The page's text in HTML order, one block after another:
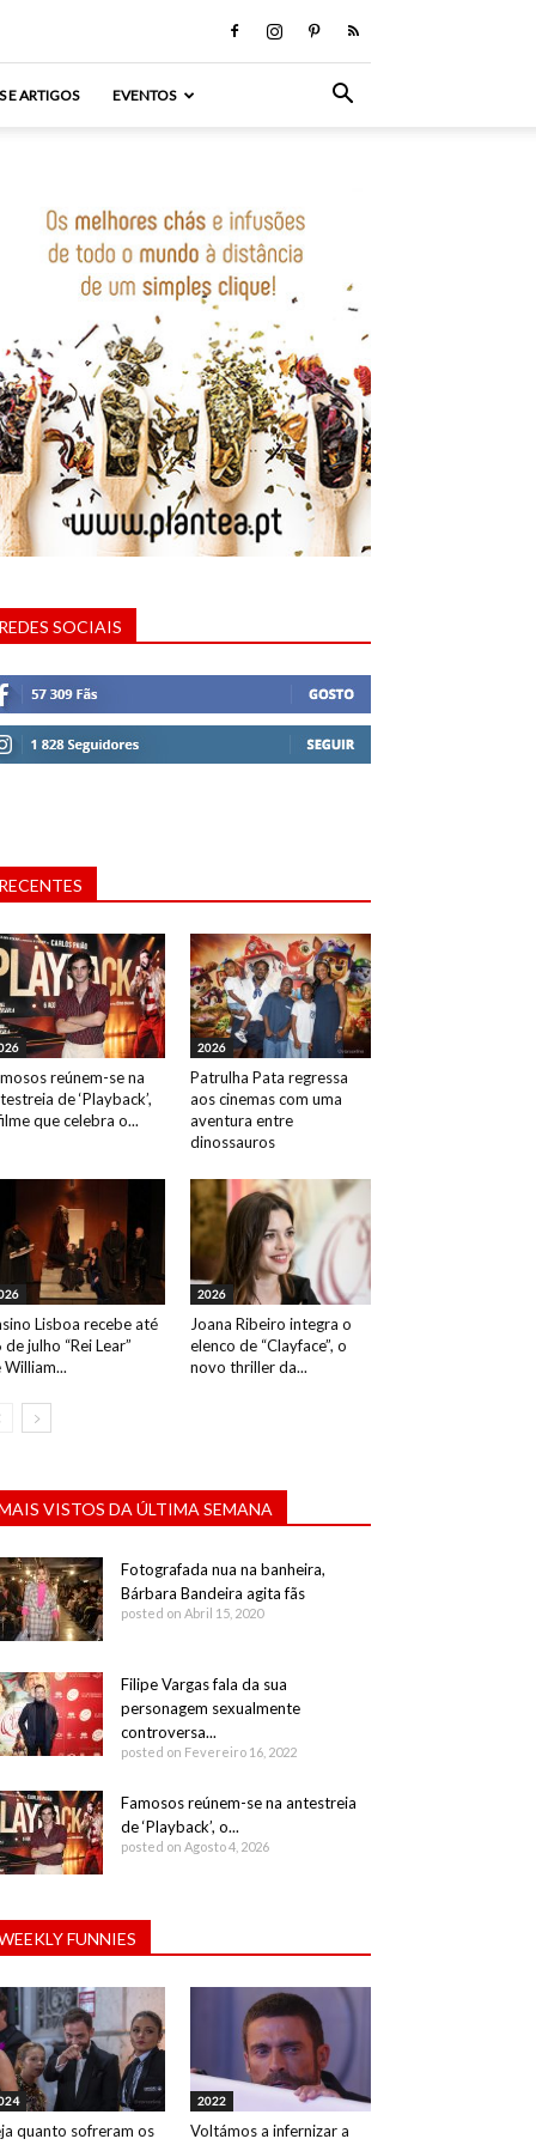
E ARTIGOS EVENTOS
SOCIAIS
reúnem-se na
de ‘Playback’,
que celebra o...
2026
Patrulha Pata regressa
aos cinemas com uma
aventura entre
dinossauros
Lisboa recebe até
de julho “Rei Lear”
William...
2026
Joana Ribeiro integra o
elenco de “Clayface”, o
novo thriller da...
VISTOS DA ÚLTIMA SEMANA
Fotografada nua na banheira,
Bárbara Bandeira agita fãs
posted on Abril 15, 2020
Filipe Vargas fala da sua
personagem sexualmente
controversa...
posted on Fevereiro 16, 2022
Famosos reúnem-se na antestreia
de ‘Playback’, o...
posted on Agosto 4, 2026
FUNNIES
quanto sofreram os
2022
Voltámos a infernizar a